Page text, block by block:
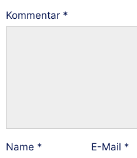
Kommentar *
Name * E-Mail *